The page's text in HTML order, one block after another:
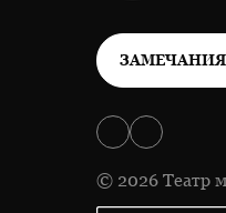
© 2026 Театр